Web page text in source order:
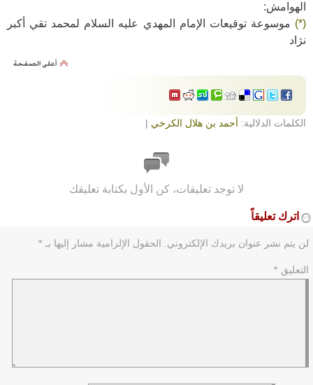
الهوامش:
(*) موسوعة توقيعات الإمام المهدي عليه السلام لمحمد تقي أكبر
نژاد
الكلمات الدلالية: أحمد بن هلال الكرخي |
لا توجد تعليقات، كن الأول بكتابة تعليقك
اترك تعليقاً
لن يتم نشر عنوان بريدك الإلكتروني. الحقول الإلزامية مشار إليها بـ *
التعليق *